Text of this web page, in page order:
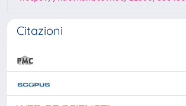
Citazioni